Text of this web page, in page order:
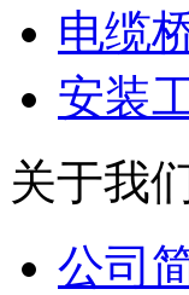
电缆
安装
关于我
公司